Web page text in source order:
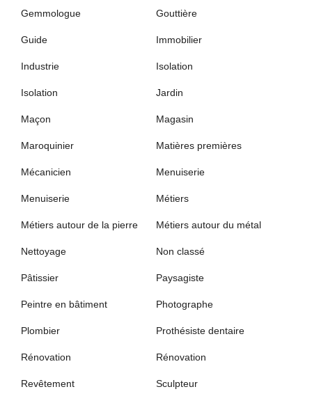
Gemmologue Gouttière
Guide Immobilier
Industrie Isolation
Isolation Jardin
Maçon Magasin
Maroquinier Matières premières
Mécanicien Menuiserie
Menuiserie Métiers
Métiers autour de la pierre Métiers autour du métal
Nettoyage Non classé
Pâtissier Paysagiste
Peintre en bâtiment Photographe
Plombier Prothésiste dentaire
Rénovation Rénovation
Revêtement Sculpteur